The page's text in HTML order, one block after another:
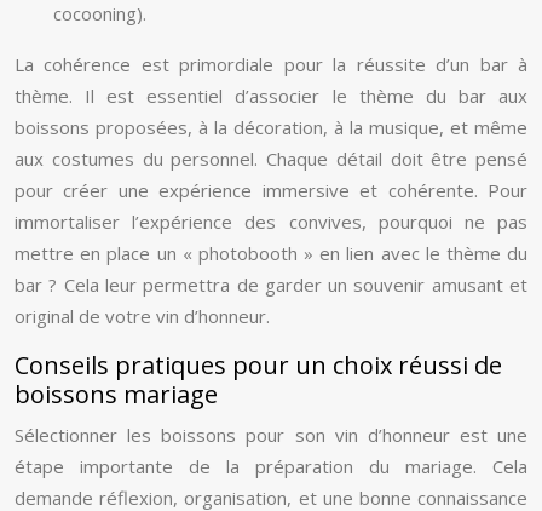
cocooning).
La cohérence est primordiale pour la réussite d’un bar à
thème. Il est essentiel d’associer le thème du bar aux
boissons proposées, à la décoration, à la musique, et même
aux costumes du personnel. Chaque détail doit être pensé
pour créer une expérience immersive et cohérente. Pour
immortaliser l’expérience des convives, pourquoi ne pas
mettre en place un « photobooth » en lien avec le thème du
bar ? Cela leur permettra de garder un souvenir amusant et
original de votre vin d’honneur.
Conseils pratiques pour un choix réussi de
boissons mariage
Sélectionner les boissons pour son vin d’honneur est une
étape importante de la préparation du mariage. Cela
demande réflexion, organisation, et une bonne connaissance